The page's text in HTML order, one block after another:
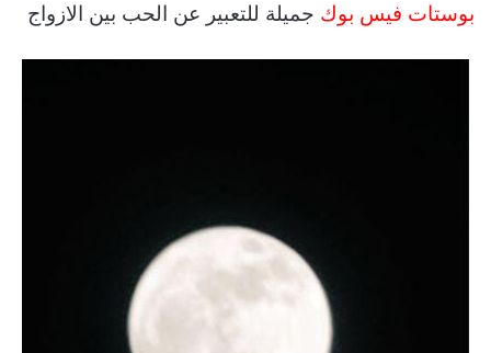
بوستات فيس بوك جميلة للتعبير عن الحب بين الازواج